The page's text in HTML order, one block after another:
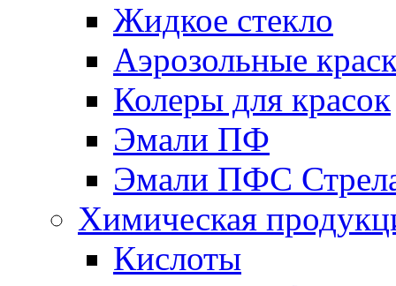
Жидкое стекло
Аэрозольные
Колеры для красок
Эмали ПФ
Эмали ПФС
Химическая
Кислоты